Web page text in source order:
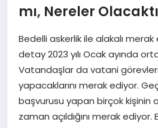
KRIPTO HABER
mı, Nereler
Bedelli askerlik ile alakalı
detay 2023 yılı Ocak ayında
Vatandaşlar da vatani
yapacaklarını merak ediyor.
başvurusu yapan birçok kişinin
zaman açıldığını merak ediyor.